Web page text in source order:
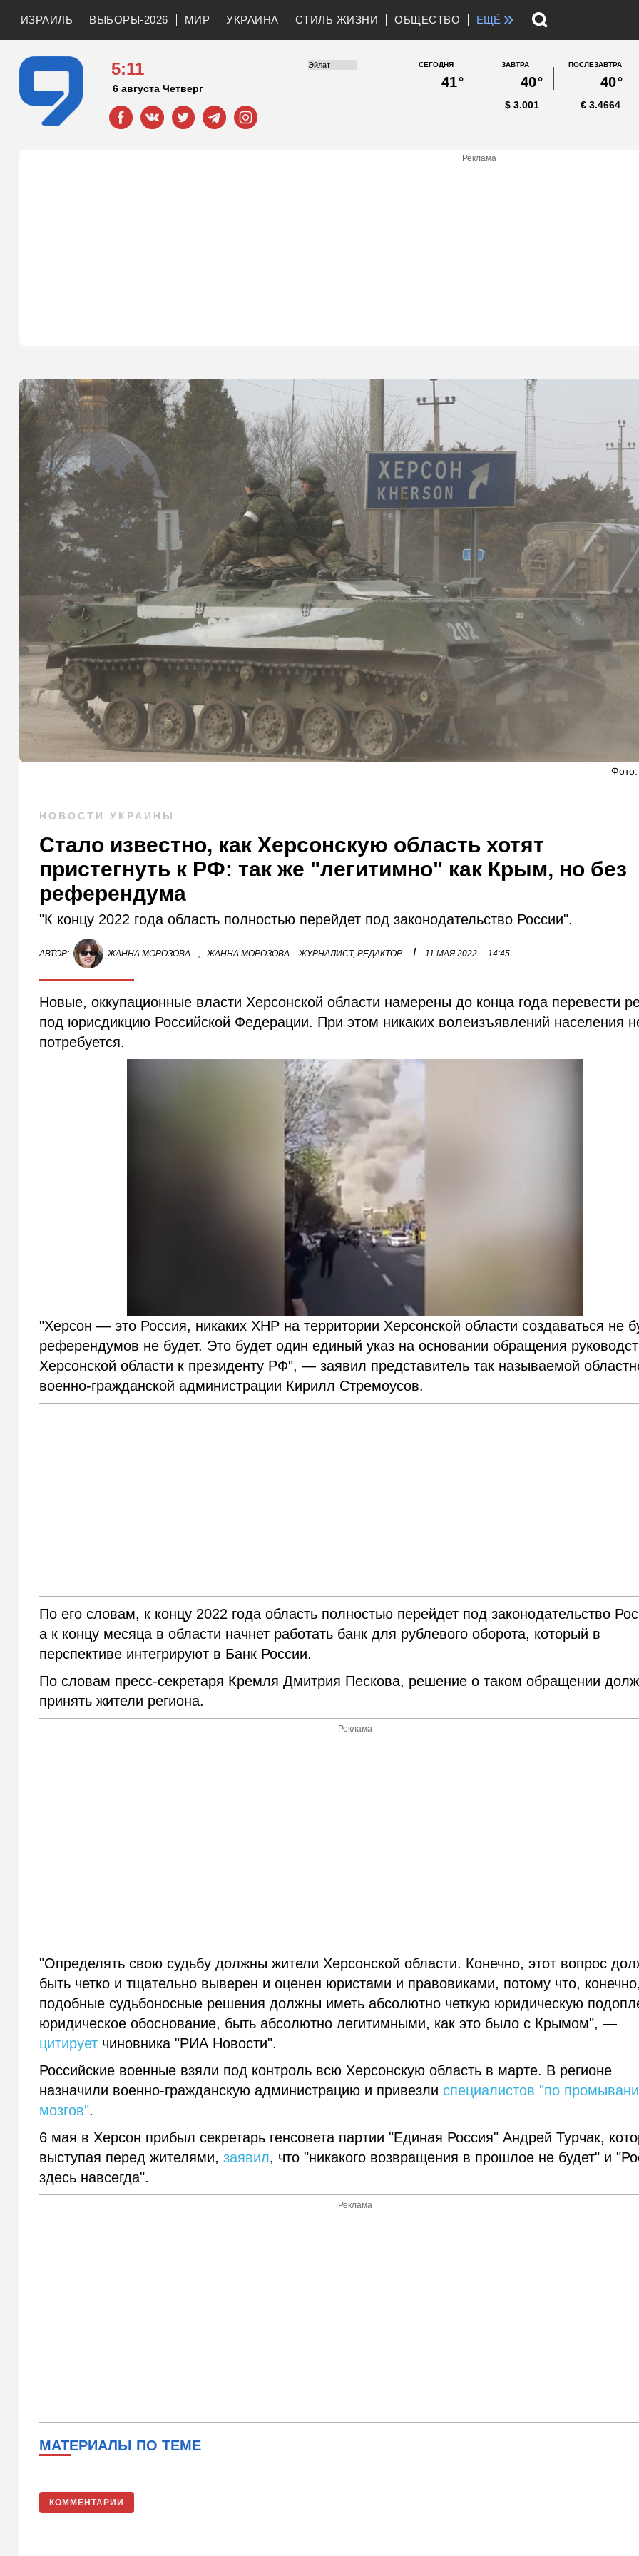
ИЗРАИЛЬ ВЫБОРЫ-2026 МИР УКРАИНА СТИЛЬ ЖИЗНИ ОБЩЕСТВО ЕЩЁ »
5:11
6 августа Четверг
СЕГОДНЯ
41°
ЗАВТРА
40°
ПОСЛЕЗАВТРА
40°
3.001
$ 3.4664
€
Реклама
Фото:
НОВОСТИ УКРАИНЫ
Стало известно, как Херсонскую область хотят
пристегнуть к РФ: так же "легитимно" как Крым, но без
референдума
"К концу 2022 года область полностью перейдет под законодательство России".
АВТОР: ЖАННА МОРОЗОВА , ЖАННА МОРОЗОВА – ЖУРНАЛИСТ, РЕДАКТОР I 11 МАЯ 2022 14:45
Новые, оккупационные власти Херсонской области намерены до конца года перевести
под юрисдикцию Российской Федерации. При этом никаких волеизъявлений населения
потребуется.
"Херсон — это Россия, никаких ХНР на территории Херсонской области создаваться не
референдумов не будет. Это будет один единый указ на основании обращения
Херсонской области к президенту РФ", — заявил представитель так называемой
военно-гражданской администрации Кирилл Стремоусов.
По его словам, к концу 2022 года область полностью перейдет под законодательство
а к концу месяца в области начнет работать банк для рублевого оборота, который в
перспективе интегрируют в Банк России.
По словам пресс-секретаря Кремля Дмитрия Пескова, решение о таком обращении
принять жители региона.
Реклама
"Определять свою судьбу должны жители Херсонской области. Конечно, этот вопрос
быть четко и тщательно выверен и оценен юристами и правовиками, потому что, конечно,
подобные судьбоносные решения должны иметь абсолютно четкую юридическую
юридическое обоснование, быть абсолютно легитимными, как это было с Крымом", —
цитирует чиновника "РИА Новости".
Российские военные взяли под контроль всю Херсонскую область в марте. В регионе
назначили военно-гражданскую администрацию и привезлиспециалистов "по
мозгов".
6 мая в Херсон прибыл секретарь генсовета партии "Единая Россия" Андрей Турчак,
выступая перед жителями,заявил, что "никакого возвращения в прошлое не будет" и
здесь навсегда".
Реклама
МАТЕРИАЛЫ ПО ТЕМЕ
КОММЕНТАРИИ